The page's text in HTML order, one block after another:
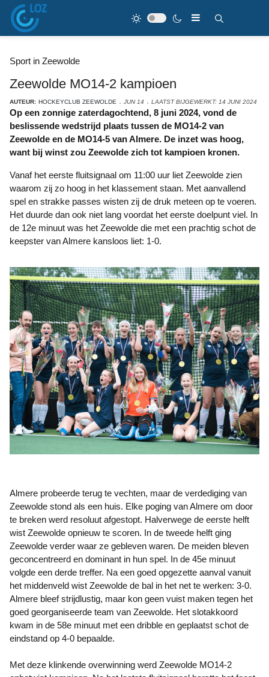
Sport in Zeewolde
Zeewolde MO14-2 kampioen
AUTEUR: HOCKEYCLUB ZEEWOLDE JUN 14 LAATST BIJGEWERKT: 14 JUNI 2024
Op een zonnige zaterdagochtend, 8 juni 2024, vond de
beslissende wedstrijd plaats tussen de MO14-2 van
Zeewolde en de MO14-5 van Almere. De inzet was hoog,
want bij winst zou Zeewolde zich tot kampioen kronen.
Vanaf het eerste fluitsignaal om 11:00 uur liet Zeewolde zien
waarom zij zo hoog in het klassement staan. Met aanvallend
spel en strakke passes wisten zij de druk meteen op te voeren.
Het duurde dan ook niet lang voordat het eerste doelpunt viel. In
de 12e minuut was het Zeewolde die met een prachtig schot de
keepster van Almere kansloos liet: 1-0.
Almere probeerde terug te vechten, maar de verdediging van
Zeewolde stond als een huis. Elke poging van Almere om door
te breken werd resoluut afgestopt. Halverwege de eerste helft
wist Zeewolde opnieuw te scoren. In de tweede helft ging
Zeewolde verder waar ze gebleven waren. De meiden bleven
geconcentreerd en dominant in hun spel. In de 45e minuut
volgde een derde treffer. Na een goed opgezette aanval vanuit
het middenveld wist Zeewolde de bal in het net te werken: 3-0.
Almere bleef strijdlustig, maar kon geen vuist maken tegen het
goed georganiseerde team van Zeewolde. Het slotakkoord
kwam in de 58e minuut met een dribble en geplaatst schot de
eindstand op 4-0 bepaalde.
Met deze klinkende overwinning werd Zeewolde MO14-2